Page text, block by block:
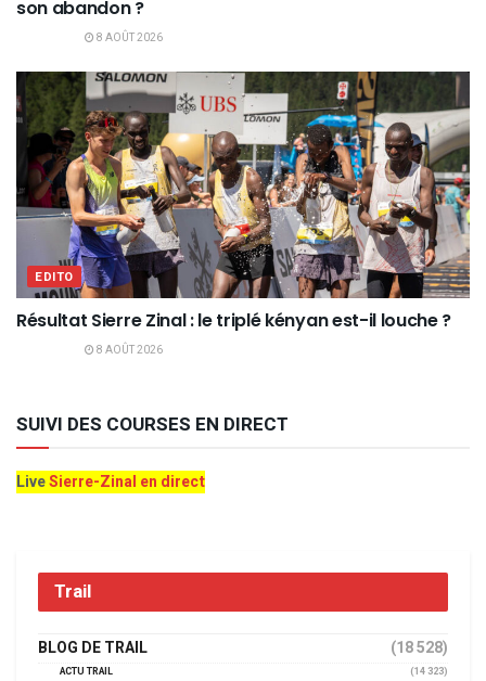
son abandon ?
8 AOÛT 2026
EDITO
Résultat Sierre Zinal : le triplé kényan est-il louche ?
8 AOÛT 2026
SUIVI DES COURSES EN DIRECT
LiveSierre-Zinal en direct
Trail
BLOG DE TRAIL (18 528)
ACTU TRAIL
(14 323)